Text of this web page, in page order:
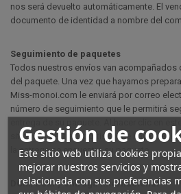
Gestión de
Este sitio web utiliza cookies
mejorar nuestros servicios y
relacionada con sus preferencias
nos será devuelto automáticamente. El
documento de identidad a nombre del
Seguimiento de paquetes
Todos nuestros envíos van acompañados
del paquete. Una vez que hayamos
Miss-monoi.com le enviará por correo
número de seguimiento que le permitirá
sitio web del transportista que haya
la entrega se encuentra su paquete.
DOM/COM y entrega internacional